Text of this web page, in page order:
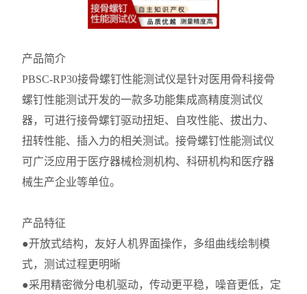
产品简介
PBSC-RP30接骨螺钉性能测试仪是针对医用骨科接骨
螺钉性能测试开发的一款多功能集成高精度测试仪
器，可进行接骨螺钉驱动扭矩、自攻性能、拔出力、
扭转性能、插入力的相关测试。接骨螺钉性能测试仪
可广泛应用于医疗器械检测机构、科研机构和医疗器
械生产企业等单位。
产品特征
●开放式结构，友好人机界面操作，多组曲线绘制模
式，测试过程更明晰
●采用精密微分电机驱动，传动更平稳，噪音更低，定